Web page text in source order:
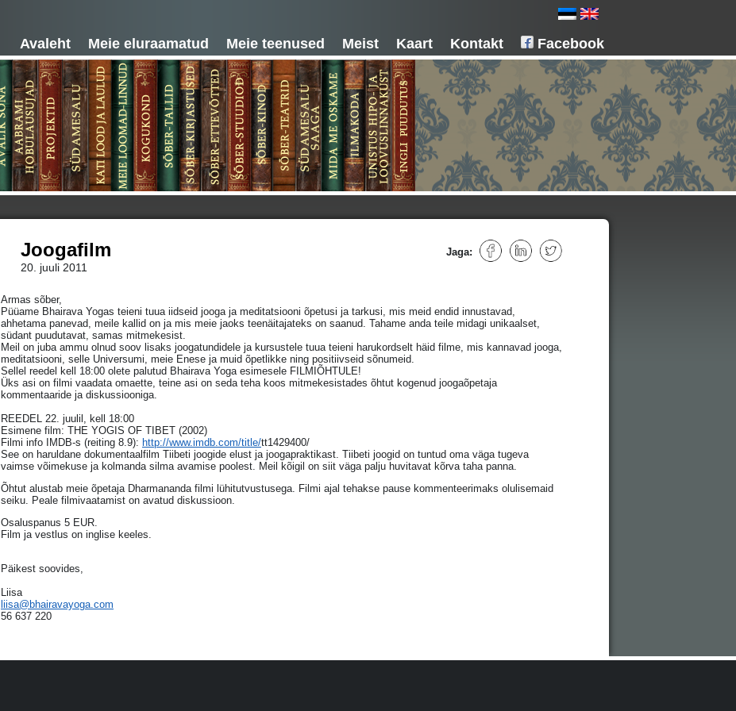
Avaleht Meie eluraamatud Meie teenused Meist Kaart Kontakt Facebook
Joogafilm
20. juuli 2011
Jaga:
Armas sõber,
Püüame Bhairava Yogas teieni tuua iidseid jooga ja meditatsiooni õpetusi ja tarkusi, mis meid endid innustavad,
ahhetama panevad, meile kallid on ja mis meie jaoks teenäitajateks on saanud. Tahame anda teile midagi unikaalset,
südant puudutavat, samas mitmekesist.
Meil on juba ammu olnud soov lisaks joogatundidele ja kursustele tuua teieni harukordselt häid filme, mis kannavad jooga,
meditatsiooni, selle Universumi, meie Enese ja muid õpetlikke ning positiivseid sõnumeid.
Sellel reedel kell 18:00 olete palutud Bhairava Yoga esimesele FILMIÕHTULE!
Üks asi on filmi vaadata omaette, teine asi on seda teha koos mitmekesistades õhtut kogenud joogaõpetaja
kommentaaride ja diskussiooniga.
REEDEL 22. juulil, kell 18:00
Esimene film: THE YOGIS OF TIBET (2002)
Filmi info IMDB-s (reiting 8.9): http://www.imdb.com/title/​tt1429400/
See on haruldane dokumentaalfilm Tiibeti joogide elust ja joogapraktikast. Tiibeti joogid on tuntud oma väga tugeva
vaimse võimekuse ja kolmanda silma avamise poolest. Meil kõigil on siit väga palju huvitavat kõrva taha panna.
Õhtut alustab meie õpetaja Dharmananda filmi lühitutvustusega. Filmi ajal tehakse pause kommenteerimaks olulisemaid
seiku. Peale filmivaatamist on avatud diskussioon.
Osaluspanus 5 EUR.
Film ja vestlus on inglise keeles.
Päikest soovides,
Liisa
liisa@bhairavayoga.com
56 637 220